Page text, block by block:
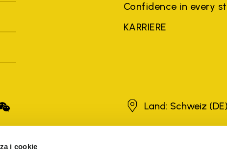
i cookie
Confidence in every
KARRIERE
SchweizLand: Schweiz (DE)
Handelsnamen, Unternehmensnamen und